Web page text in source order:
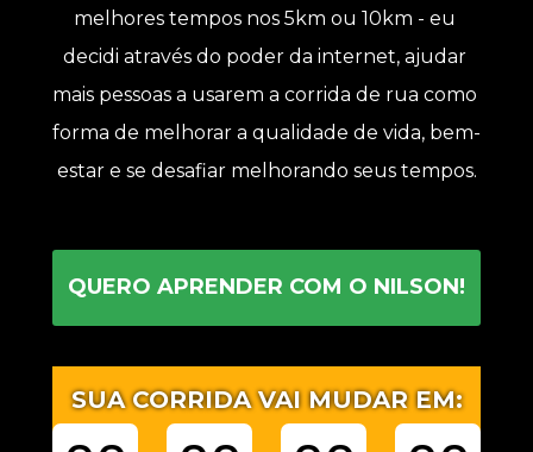
QUERO APRENDER COM O NILSON!
melhores tempos nos 5km ou 10km - eu
decidi através do poder da internet, ajudar
mais pessoas a usarem a corrida de rua como
forma de melhorar a qualidade de vida, bem-
estar e se desafiar melhorando seus tempos.
SUA CORRIDA VAI MUDAR EM: